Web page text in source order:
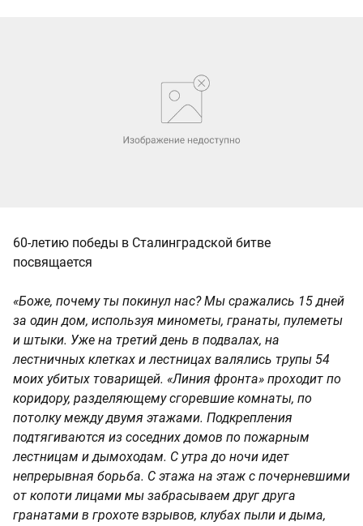
60-летию победы в Сталинградской битве
посвящается
«Боже, почему ты покинул нас? Мы сражались 15 дней
за один дом, используя минометы, гранаты, пулеметы
и штыки. Уже на третий день в подвалах, на
лестничных клетках и лестницах валялись трупы 54
моих убитых товарищей. «Линия фронта» проходит по
коридору, разделяющему сгоревшие комнаты, по
потолку между двумя этажами. Подкрепления
подтягиваются из соседних домов по пожарным
лестницам и дымоходам. С утра до ночи идет
непрерывная борьба. С этажа на этаж с почерневшими
от копоти лицами мы забрасываем друг друга
гранатами в грохоте взрывов, клубах пыли и дыма,